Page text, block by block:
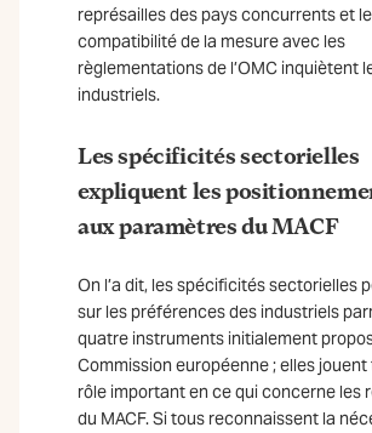
représailles des pays concurrents et
compatibilité de la mesure avec les
règlementations de l’OMC inquiètent
industriels.
Les spécificités sectorielles
expliquent les
aux paramètres du MACF
On l’a dit, les spécificités sectorielles
sur les préférences des industriels
quatre instruments initialement
Commission européenne ; elles
rôle important en ce qui concerne les
du MACF. Si tous reconnaissent la